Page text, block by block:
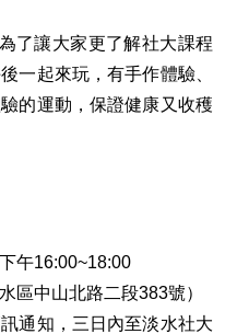
了讓大家更了解社大課程
一起來玩，有手作體驗、
的運動，保證健康又收穫
午16:00~18:00
區中山北路二段383號）
通知，三日內至淡水社大